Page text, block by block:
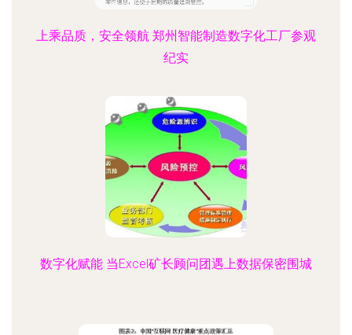
上乘品质，安全领航 郑州智能制造数字化工厂参观
纪实
数字化赋能 当Excel矿长顾问团遇上数据保密围城